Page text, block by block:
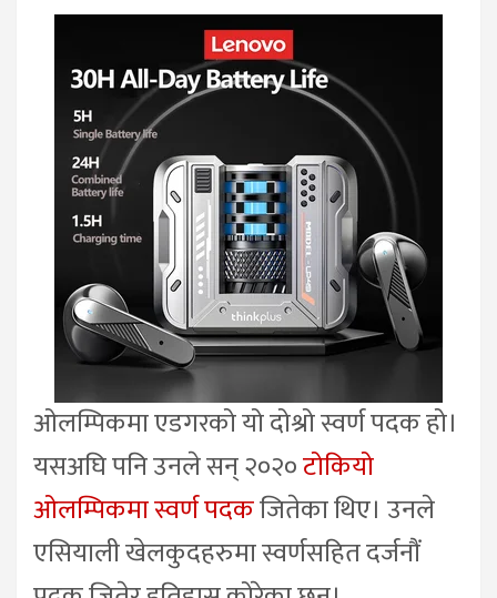
ओलम्पिकमा एडगरको यो दोश्रो स्वर्ण पदक हो।
यसअघि पनि उनले सन् २०२०टोकियो
ओलम्पिकमा स्वर्ण पदकजितेका थिए। उनले
एसियाली खेलकुदहरुमा स्वर्णसहित दर्जनौं